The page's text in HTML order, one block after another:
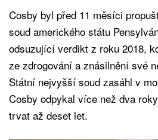
Cosby byl před 11 měsíci
soud amerického státu
odsuzující verdikt z roku 2018,
ze zdrogování a znásilnění své
Státní nejvyšší soud zasáhl v
Cosby odpykal více než dva
trvat až deset let.